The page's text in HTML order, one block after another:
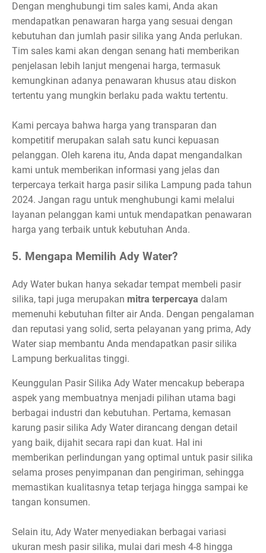
Dengan menghubungi tim sales kami, Anda akan
mendapatkan penawaran harga yang sesuai dengan
kebutuhan dan jumlah pasir silika yang Anda perlukan.
Tim sales kami akan dengan senang hati memberikan
penjelasan lebih lanjut mengenai harga, termasuk
kemungkinan adanya penawaran khusus atau diskon
tertentu yang mungkin berlaku pada waktu tertentu.
Kami percaya bahwa harga yang transparan dan
kompetitif merupakan salah satu kunci kepuasan
pelanggan. Oleh karena itu, Anda dapat mengandalkan
kami untuk memberikan informasi yang jelas dan
terpercaya terkait harga pasir silika Lampung pada tahun
2024. Jangan ragu untuk menghubungi kami melalui
layanan pelanggan kami untuk mendapatkan penawaran
harga yang terbaik untuk kebutuhan Anda.
5. Mengapa Memilih Ady Water?
Ady Water bukan hanya sekadar tempat membeli pasir
silika, tapi juga merupakan mitra terpercaya dalam
memenuhi kebutuhan filter air Anda. Dengan pengalaman
dan reputasi yang solid, serta pelayanan yang prima, Ady
Water siap membantu Anda mendapatkan pasir silika
Lampung berkualitas tinggi.
Keunggulan Pasir Silika Ady Water mencakup beberapa
aspek yang membuatnya menjadi pilihan utama bagi
berbagai industri dan kebutuhan. Pertama, kemasan
karung pasir silika Ady Water dirancang dengan detail
yang baik, dijahit secara rapi dan kuat. Hal ini
memberikan perlindungan yang optimal untuk pasir silika
selama proses penyimpanan dan pengiriman, sehingga
memastikan kualitasnya tetap terjaga hingga sampai ke
tangan konsumen.
Selain itu, Ady Water menyediakan berbagai variasi
ukuran mesh pasir silika, mulai dari mesh 4-8 hingga